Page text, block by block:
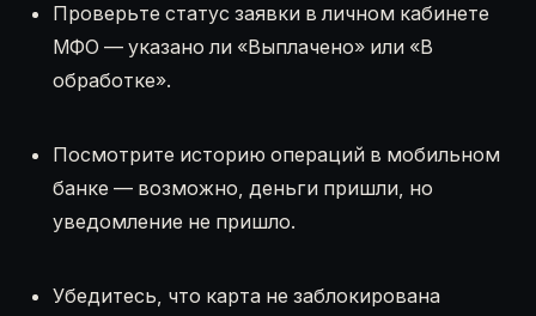
Проверьте статус заявки в личном кабинете
МФО — указано ли «Выплачено» или «В
обработке».
Посмотрите историю операций в мобильном
банке — возможно, деньги пришли, но
уведомление не пришло.
Убедитесь, что карта не заблокирована